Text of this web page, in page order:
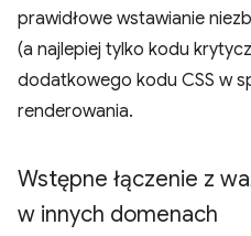
prawidłowe wstawianie
(a najlepiej tylko kodu
dodatkowego kodu CSS w
renderowania.
Wstępne łączenie z
w innych domenach